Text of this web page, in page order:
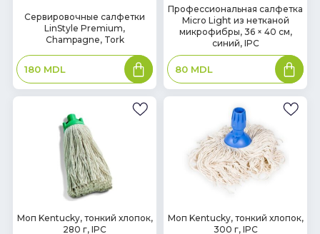
наличии
Сервировочные салфетки
LinStyle Premium,
Champagne, Tork
180 MDL
В
корзину
В
наличии
Профессиональная салфетка
Micro Light из нетканой
микрофибры, 36 × 40 см,
синий, IPC
80 MDL
В
корзину
В
Моп Kentucky, тонкий хлопок,
280 г, IPC
В
Моп Kentucky, тонкий хлопок,
300 г, IPC